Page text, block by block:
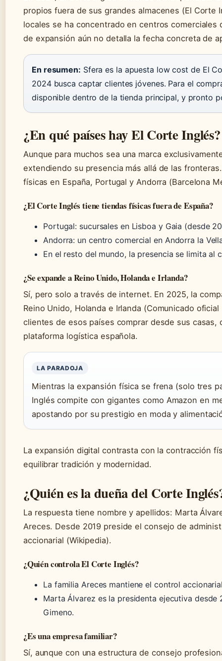
propios fuera de sus grandes almacenes (El Corte
locales se ha concentrado en centros comerciales
de expansión aún no detalla la fecha concreta de
En resumen: Sfera es la apuesta low cost de El
2024 busca captar clientes jóvenes. Para el
disponible dentro de la tienda principal, y pronto
¿En qué países hay El Corte Inglés?
Aunque para muchos sea una marca
extendiendo su presencia más allá de las
físicas en España, Portugal y Andorra (Barcelona
¿El Corte Inglés tiene tiendas físicas fuera de España?
Portugal: sucursales en Lisboa y Gaia (desde
Andorra: un centro comercial en Andorra la
En el resto del mundo, la presencia se limita al
¿Se expande a Reino Unido, Holanda e Irlanda?
Sí, pero solo a través de internet. En 2025, la
Reino Unido, Holanda e Irlanda (Comunicado
clientes de esos países comprar desde sus
plataforma logística española.
LA PARADOJA
Mientras la expansión física se frena (solo tres
Inglés compite con gigantes como Amazon en
apostando por su prestigio en moda y
La expansión digital contrasta con la contracción
equilibrar tradición y modernidad.
¿Quién es la dueña del Corte
La respuesta tiene nombre y apellidos: Marta
Areces. Desde 2019 preside el consejo de
accionarial (Wikipedia).
¿Quién controla El Corte Inglés?
La familia Areces mantiene el control
Marta Álvarez es la presidenta ejecutiva desde
Gimeno.
¿Es una empresa familiar?
Sí, aunque con una estructura de consejo